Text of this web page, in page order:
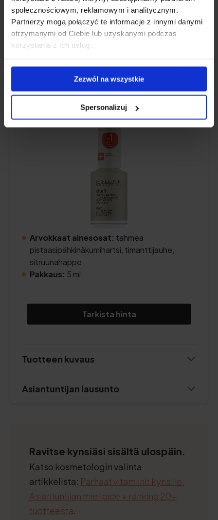
społecznościowym, reklamowym i analitycznym.
Partnerzy mogą połączyć te informacje z innymi danymi
otrzymanymi od Ciebie lub uzyskanymi podczas
korzystania z ich usług.
Zezwól na wszystkie
Spersonalizuj
Asiantuntijan lausunto
Eveline Nail Therapy 8-in-1
Arvokkaat ainesosat: tahmea
pistaasipähkinäkumihartsi, timanttijauhe,
sitruunahappo.
Pakkaus: 5 ml
Tarkista hinta
Tuotteen kuvaus
Asiantuntijan lausunto
Ravitse kynsiäsi sisältä ulospäin.
Katso kosmetologin valinta
artikkelista: Parhaat vitamiinit kynsille.
Asiantuntijan mielipide + ranking 20+
tuotteesta.